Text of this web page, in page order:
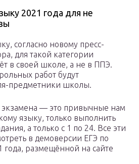
2021 года для не
согласно новому пресс-
для такой категории
в своей школе, а не в ППЭ.
работ будут
предметники школы.
— это привычные нам
языку, только выполнить
а только с 1 по 24. Все эти
в демоверсии ЕГЭ по
года, размещённой на сайте